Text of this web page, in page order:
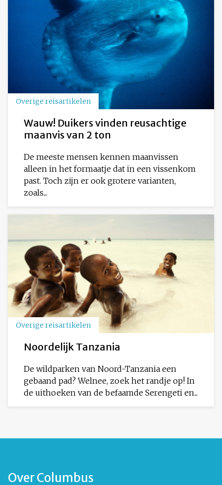
Overige reisartikelen
Wauw! Duikers vinden reusachtige
maanvis van 2 ton
De meeste mensen kennen maanvissen
alleen in het formaatje dat in een vissenkom
past. Toch zijn er ook grotere varianten,
zoals...
Overige reisartikelen
Noordelijk Tanzania
De wildparken van Noord-Tanzania een
gebaand pad? Welnee, zoek het randje op! In
de uithoeken van de befaamde Serengeti en...
Over Columbus